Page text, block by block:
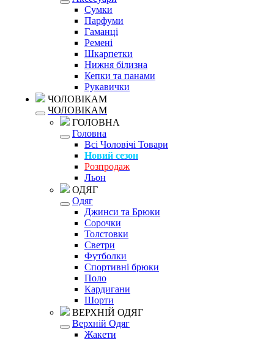
Сумки
Парфуми
Гаманці
Ремені
Шкарпетки
Нижня білизна
Кепки та панами
Рукавички
ЧОЛОВІКАМ
ЧОЛОВІКАМ
ГОЛОВНА
Головна
Всі Чоловічі Товари
Новий сезон
Розпродаж
Льон
ОДЯГ
Одяг
Джинси та Брюки
Сорочки
Толстовки
Светри
Футболки
Спортивні брюки
Поло
Кардигани
Шорти
ВЕРХНІЙ ОДЯГ
Верхній Одяг
Жакети